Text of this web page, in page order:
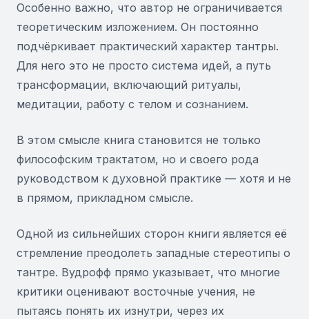
Особенно важно, что автор не ограничивается
теоретическим изложением. Он постоянно
подчёркивает практический характер тантры.
Для него это не просто система идей, а путь
трансформации, включающий ритуалы,
медитации, работу с телом и сознанием.
В этом смысле книга становится не только
философским трактатом, но и своего рода
руководством к духовной практике — хотя и не
в прямом, прикладном смысле.
Одной из сильнейших сторон книги является её
стремление преодолеть западные стереотипы о
тантре. Вудрофф прямо указывает, что многие
критики оценивают восточные учения, не
пытаясь понять их изнутри, через их